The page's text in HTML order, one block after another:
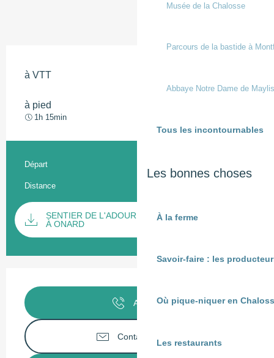
Musée de la Chalosse
Parcours de la bastide à
Abbaye Notre Dame de Maylis
Tous les incontournables
Les bonnes choses
À la ferme
Savoir-faire : les
Où pique-niquer en
Les restaurants
à VTT
à pied
1h 15min
Informations pratiques
Départ
Distance
Documentation
SENTIER DE L'ADOUR : DE VICQ D'AURIBAT
À ONARD
Appeler
Contactez-nous